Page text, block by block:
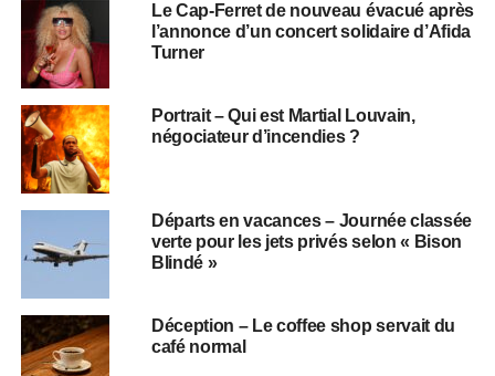
Le Cap-Ferret de nouveau évacué après
l’annonce d’un concert solidaire d’Afida
Turner
Portrait – Qui est Martial Louvain,
négociateur d’incendies ?
Départs en vacances – Journée classée
verte pour les jets privés selon « Bison
Blindé »
Déception – Le coffee shop servait du
café normal